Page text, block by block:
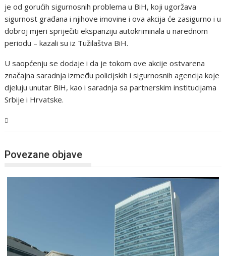
je od gorućih sigurnosnih problema u BiH, koji ugoržava
sigurnost građana i njihove imovine i ova akcija će zasigurno i u
dobroj mjeri spriječiti ekspanziju autokriminala u narednom
periodu – kazali su iz Tužilaštva BiH.
U saopćenju se dodaje i da je tokom ove akcije ostvarena
značajna saradnja između policijskih i sigurnosnih agencija koje
djeluju unutar BiH, kao i saradnja sa partnerskim institucijama
Srbije i Hrvatske.
Povezane objave